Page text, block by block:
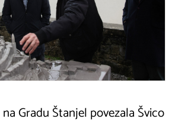
Gradu Štanjel povezala Švico